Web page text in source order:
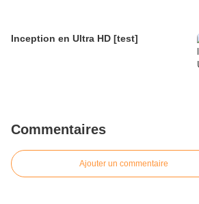
Inception en Ultra HD [test]
Commentaires
Ajouter un commentaire